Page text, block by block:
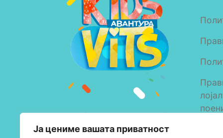
Ја цениме вашата приватност
Copyright © 2023 Alkaloid
AD Skopje